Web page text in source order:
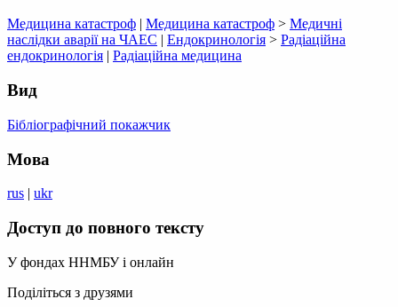
Медицина катастроф | Медицина катастроф > Медичні
наслідки аварії на ЧАЕС | Ендокринологія > Радіаційна
ендокринологія | Радіаційна медицина
Вид
Бібліографічний покажчик
Мова
rus | ukr
Доступ до повного тексту
У фондах ННМБУ і онлайн
Поділіться з друзями